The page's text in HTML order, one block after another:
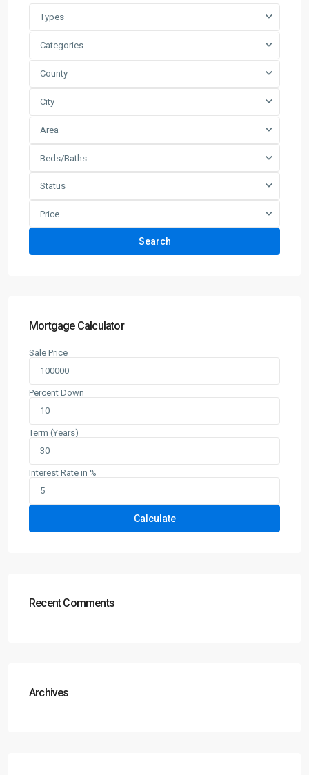
Types
Categories
County
City
Area
Beds/Baths
Status
Price
Search
Mortgage Calculator
Sale Price
Percent Down
Term (Years)
Interest Rate in %
Calculate
Recent Comments
Archives